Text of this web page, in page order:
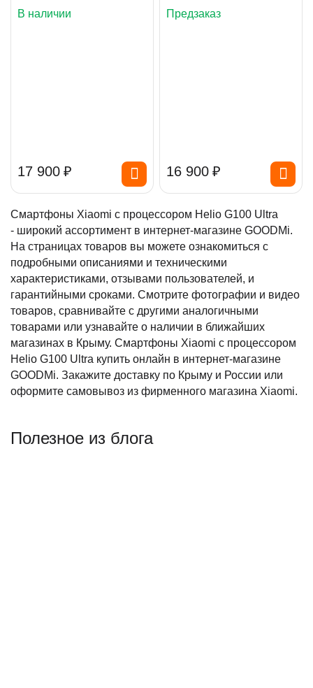
В наличии
17 900 ₽
Предзаказ
16 900 ₽
Смартфоны Xiaomi с процессором Helio G100 Ultra
- широкий ассортимент в интернет-магазине GOODMi.
На страницах товаров вы можете ознакомиться с
подробными описаниями и техническими
характеристиками, отзывами пользователей, и
гарантийными сроками. Смотрите фотографии и видео
товаров, сравнивайте с другими аналогичными
товарами или узнавайте о наличии в ближайших
магазинах в Крыму. Смартфоны Xiaomi с процессором
Helio G100 Ultra купить онлайн в интернет-магазине
GOODMi. Закажите доставку по Крыму и России или
оформите самовывоз из фирменного магазина Xiaomi.
Полезное из блога